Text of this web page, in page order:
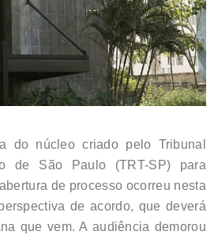
do núcleo criado pelo Tribunal
de São Paulo (TRT-SP) para
de processo ocorreu nesta
de acordo, que deverá
que vem. A audiência demorou